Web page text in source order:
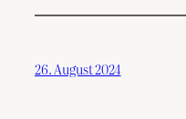
26. August 2024